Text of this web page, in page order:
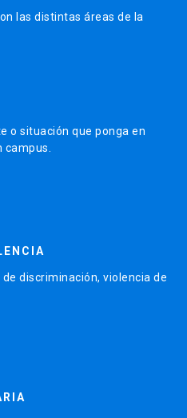
las distintas áreas de la
o situación que ponga en
campus.
discriminación, violencia de